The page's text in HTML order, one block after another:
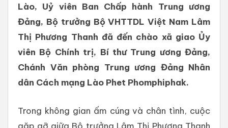
Lào, Uỷ viên Ban Chấp hành Trung ương
Đảng, Bộ trưởng Bộ VHTTDL Việt Nam Lâm
Thị Phương Thanh đã đến chào xã giao Ủy
viên Bộ Chính trị, Bí thư Trung ương Đảng,
Chánh Văn phòng Trung ương Đảng Nhân
dân Cách mạng Lào Phet Phomphiphak.
Trong không gian ấm cúng và chân tình, cuộc